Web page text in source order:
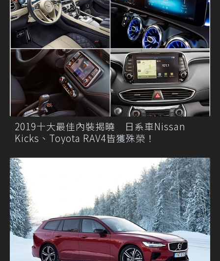
2019十大最佳內裝揭曉 日系車Nissan
Kicks、Toyota RAV4皆獲殊榮！